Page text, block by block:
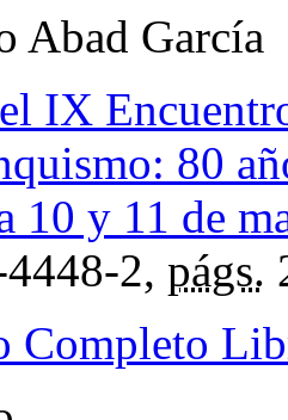
Abad García
IX
80
10 y 11 de
2, págs.
Completo